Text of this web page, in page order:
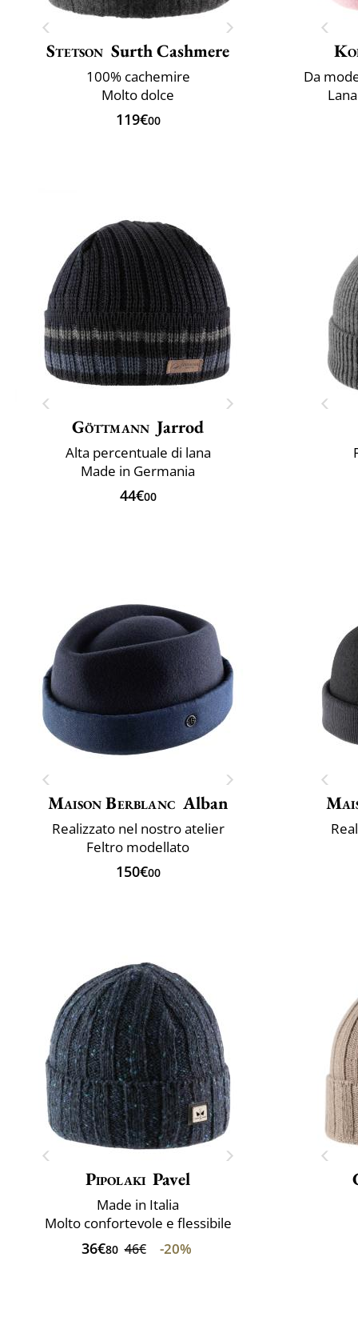
Stetson Surth Cashmere
100% cachemire
Molto dolce
119€00
Da
Göttmann Jarrod
Alta percentuale di lana
Made in Germania
44€00
Maison Berblanc Alban
Realizzato nel nostro atelier
Feltro modellato
150€00
Pipolaki Pavel
Made in Italia
Molto confortevole e flessibile
36€80 46€ -20%